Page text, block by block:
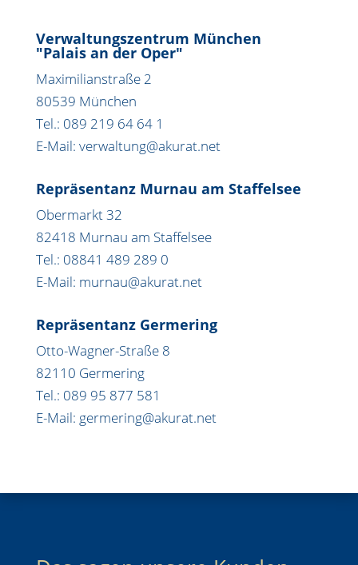
Verwaltungszentrum München
"Palais an der Oper"
Maximilianstraße 2
80539 München
Tel.: 089 219 64 64 1
E-Mail: verwaltung@akurat.net
Repräsentanz Murnau am Staffelsee
Obermarkt 32
82418 Murnau am Staffelsee
Tel.: 08841 489 289 0
E-Mail: murnau@akurat.net
Repräsentanz Germering
Otto-Wagner-Straße 8
82110 Germering
Tel.: 089 95 877 581
E-Mail: germering@akurat.net